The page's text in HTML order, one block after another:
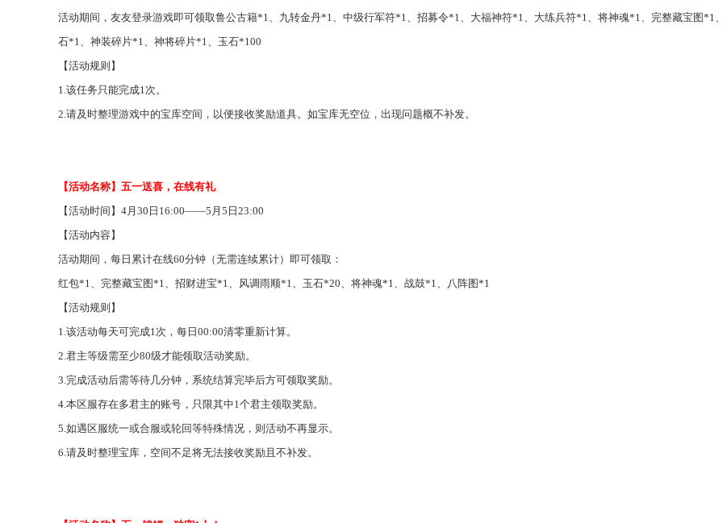
活动期间，友友登录游戏即可领取鲁公古籍*1、 九转金丹*1、 中级行军符*1、招募令*1、 大福神符*1、 大练兵符*1、 将神魂*1、完整藏宝图*1
石*1、神装碎片*1、神将碎片*1、玉石*100
【活动规则】
1.该任务只能完成1次。
2.请及时整理游戏中的宝库空间，以便接收奖励道具。如宝库无空位，出现问题概不补发。
【活动名称】 五一送喜，在线有礼
【活动时间】 4月30日16:00——5月5日23:00
【活动内容】
活动期间，每日累计在线60分钟（无需连续累计）即可领取：
红包*1、完整藏宝图*1、招财进宝*1、风调雨顺*1、玉石*20、将神魂*1、战鼓*1、八阵图*1
【活动规则】
1.该活动每天可完成1次 ， 每日 00:00清零重新计算。
2.君主等级需至少80级才能领取活动奖励。
3.完成活动后需等待几分钟，系统结算完毕后方可领取奖励。
4.本区服存在多君主的账号，只限其中1个君主领取奖励。
5.如遇区服统一或合服或轮回等特殊情况 ，则 活动不再显示。
6.请及时整理宝库，空间不足将无法接收奖励且不补发。